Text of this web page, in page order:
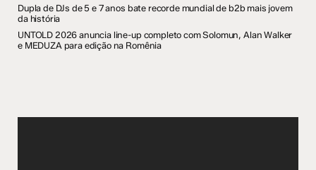
Dupla de DJs de 5 e 7 anos bate recorde mundial de b2b mais jovem
da história
UNTOLD 2026 anuncia line-up completo com Solomun, Alan Walker
e MEDUZA para edição na Romênia